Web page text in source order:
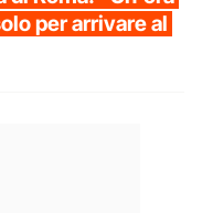
per arrivare al